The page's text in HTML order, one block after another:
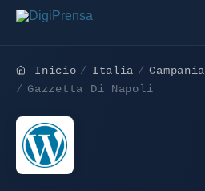
Inicio Italia
Campania
Gazzetta Di Napoli